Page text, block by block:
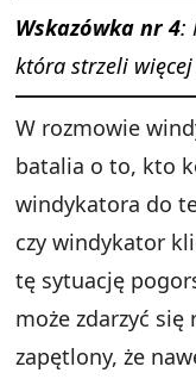
Wskazówka nr 4:
która strzeli
W rozmowie
batalia o to, kto
windykatora do
czy windykator
tę sytuację
może zdarzyć
zapętlony, że